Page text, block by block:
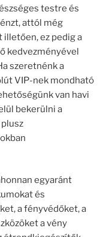
testre és
attól még
ez pedig a
kedvezményével
szeretnénk a
VIP-nek mondható
van havi
bekerülni a
egyaránt
és
a fényvédőket, a
a vény